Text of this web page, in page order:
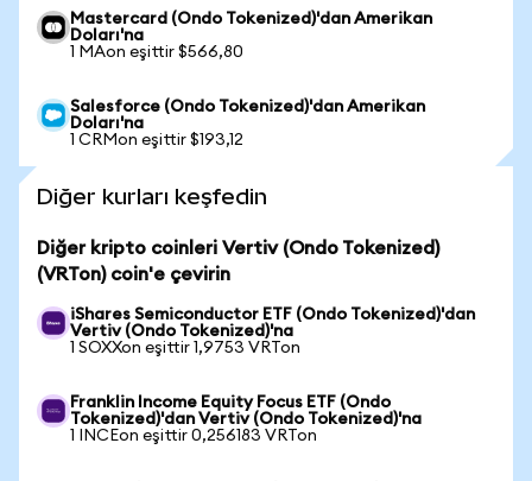
Mastercard (Ondo Tokenized)'dan Amerikan
Doları'na
1 MAon eşittir $566,80
Salesforce (Ondo Tokenized)'dan Amerikan
Doları'na
1 CRMon eşittir $193,12
Diğer kurları keşfedin
Diğer kripto coinleri Vertiv (Ondo Tokenized)
(VRTon) coin'e çevirin
iShares Semiconductor ETF (Ondo Tokenized)'dan
Vertiv (Ondo Tokenized)'na
1 SOXXon eşittir 1,9753 VRTon
Franklin Income Equity Focus ETF (Ondo
Tokenized)'dan Vertiv (Ondo Tokenized)'na
1 INCEon eşittir 0,256183 VRTon